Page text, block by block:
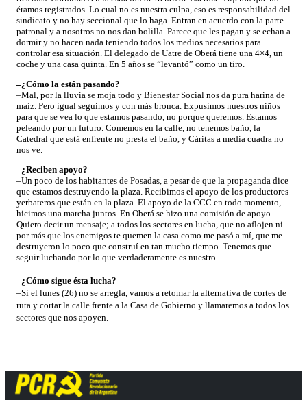
éramos registrados. Lo cual no es nuestra culpa, eso es responsabilidad del
sindicato y no hay seccional que lo haga. Entran en acuerdo con la parte
patronal y a nosotros no nos dan bolilla. Parece que les pagan y se echan a
dormir y no hacen nada teniendo todos los medios necesarios para
controlar esa situación. El delegado de Uatre de Oberá tiene una 4×4, un
coche y una casa quinta. En 5 años se “levantó” como un tiro.
–¿Cómo la están pasando?
–Mal, por la lluvia se moja todo y Bienestar Social nos da pura harina de
maíz. Pero igual seguimos y con más bronca. Expusimos nuestros niños
para que se vea lo que estamos pasando, no porque queremos. Estamos
peleando por un futuro. Comemos en la calle, no tenemos baño, la
Catedral que está enfrente no presta el baño, y Cáritas a media cuadra no
nos ve.
–¿Reciben apoyo?
–Un poco de los habitantes de Posadas, a pesar de que la propaganda dice
que estamos destruyendo la plaza. Recibimos el apoyo de los productores
yerbateros que están en la plaza. El apoyo de la CCC en todo momento,
hicimos una marcha juntos. En Oberá se hizo una comisión de apoyo.
Quiero decir un mensaje; a todos los sectores en lucha, que no aflojen ni
por más que los enemigos te quemen la casa como me pasó a mí, que me
destruyeron lo poco que construí en tan mucho tiempo. Tenemos que
seguir luchando por lo que verdaderamente es nuestro.
–¿Cómo sigue ésta lucha?
–Si el lunes (26) no se arregla, vamos a retomar la alternativa de cortes de
ruta y cortar la calle frente a la Casa de Gobierno y llamaremos a todos los
sectores que nos apoyen.